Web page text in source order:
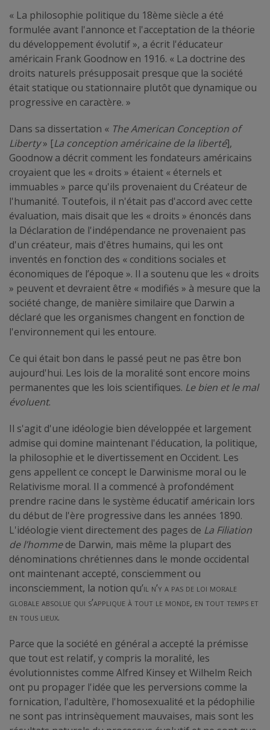
« La philosophie politique du 18ème siècle a été
formulée avant l'annonce et l'acceptation de la théorie
du développement évolutif », a écrit l'éducateur
américain Frank Goodnow en 1916. « La doctrine des
droits naturels présupposait presque que la société
était statique ou stationnaire plutôt que dynamique ou
progressive en caractère. »
Dans sa dissertation « The American Conception of
Liberty» [La conception américaine de la liberté],
Goodnow a décrit comment les fondateurs américains
croyaient que les « droits » étaient « éternels et
immuables » parce qu'ils provenaient du Créateur de
l'humanité. Toutefois, il n'était pas d'accord avec cette
évaluation, mais disait que les « droits » énoncés dans
la Déclaration de l'indépendance ne provenaient pas
d'un créateur, mais d'êtres humains, qui les ont
inventés en fonction des « conditions sociales et
économiques de l’époque ». Il a soutenu que les « droits
» peuvent et devraient être « modifiés » à mesure que la
société change, de manière similaire que Darwin a
déclaré que les organismes changent en fonction de
l'environnement qui les entoure.
Ce qui était bon dans le passé peut ne pas être bon
aujourd'hui. Les lois de la moralité sont encore moins
permanentes que les lois scientifiques. Le bien et le mal
évoluent.
Il s'agit d'une idéologie bien développée et largement
admise qui domine maintenant l'éducation, la politique,
la philosophie et le divertissement en Occident. Les
gens appellent ce concept le Darwinisme moral ou le
Relativisme moral. Il a commencé à profondément
prendre racine dans le système éducatif américain lors
du début de l'ère progressive dans les années 1890.
L'idéologie vient directement des pages de La Filiation
de l’hommede Darwin, mais même la plupart des
dénominations chrétiennes dans le monde occidental
ont maintenant accepté, consciemment ou
inconsciemment, la notion qu’il n’y a pas de loi morale
globale absolue qui s’applique à tout le monde, en tout temps et
en tous lieux.
Parce que la société en général a accepté la prémisse
que tout est relatif, y compris la moralité, les
évolutionnistes comme Alfred Kinsey et Wilhelm Reich
ont pu propager l'idée que les perversions comme la
fornication, l'adultère, l'homosexualité et la pédophilie
ne sont pas intrinsèquement mauvaises, mais sont les